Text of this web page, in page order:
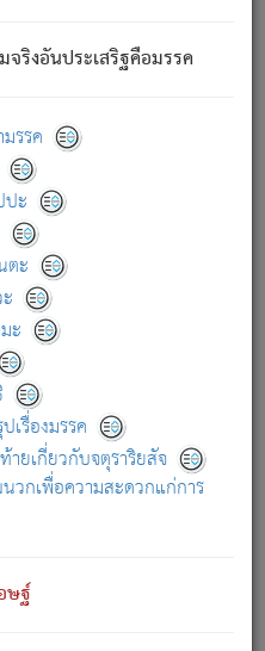
ริงอันประเสริฐคือมรรค
รรค
ะ
ตะ
ะ
รื่องมรรค
ยเกี่ยวกับจตุราริยสัจ
วกเพื่อความสะดวกแก่การ
ษฐ์
ปรับปรุงข้อมูลให้ถูกต้องมากที่สุด
นฉบับ ที่มีการพิมพ์ครั้งล่าสุด
|แจ้งข้อผิดพลาด / แนะนำ